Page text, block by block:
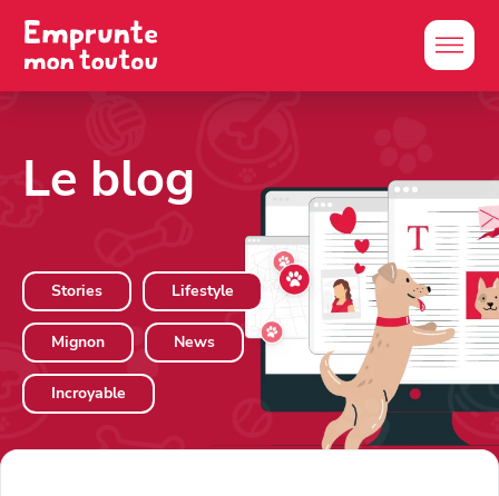
Le blog
Stories Lifestyle
Mignon News
Incroyable